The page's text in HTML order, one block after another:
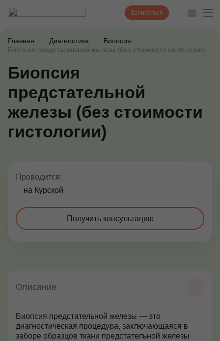
О нас
Наши клиники
Полезные статьи
Max
Диагностика
Лечение
Наши врачи
Цены
Записаться
Главная Диагностика
Биопсия
Биопсия предстательной железы (без стоимости гистологии)
Биопсия
предстательной
железы (без стоимости
гистологии)
Описание
Биопсия предстательной железы — это
диагностическая процедура, заключающаяся в
заборе образцов ткани предстательной железы
Проводится:
на Курской
Получить консультацию